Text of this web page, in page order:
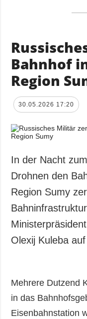
Bahnhof
Region
30.05.2026 17:20
In der Nacht
Drohnen den
Region Sumy
Olexij Kuleba
Mehrere Dutzend
in das
Eisenbahnstation